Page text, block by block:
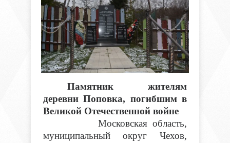
Памятник жителям
деревни Поповка, погибшим в
Великой Отечественной войне
Московская область,
муниципальный округ Чехов,